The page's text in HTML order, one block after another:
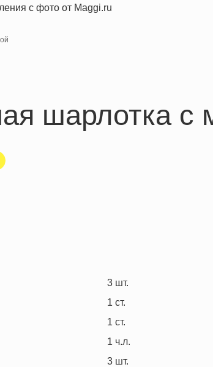
шарлотка с
3 шт.
1 ст.
1 ст.
1 ч.л.
3 шт.